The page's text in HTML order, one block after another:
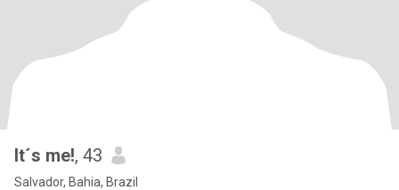
It´s me!, 43
Salvador, Bahia, Brazil